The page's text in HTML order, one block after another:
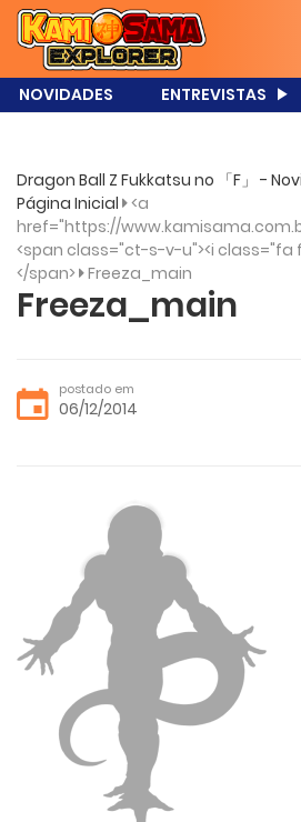
NOVIDADES ENTREVISTAS
Dragon Ball Z Fukkatsu no 「F」 -
Página Inicial <a
href="https://
<span class="ct-s-v-u"><i class="fa
</span> Freeza_main
Freeza_main
postado em
06/12/2014